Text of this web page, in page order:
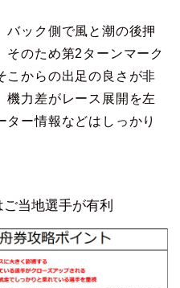
バック側で風と潮の後押
そのため第2ターンマーク
こからの出足の良さが非
機力差がレース展開を左
ー情報などはしっかり
当地選手が有利